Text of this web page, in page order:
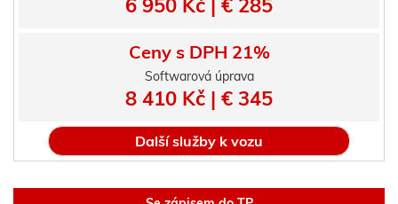
6 950 Kč | € 285
Ceny s DPH 21%
Softwarová úprava
8 410 Kč | € 345
Další služby k vozu